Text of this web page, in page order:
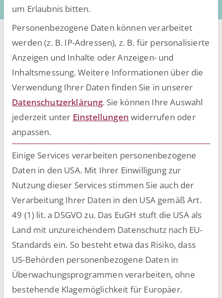
Werden Sie mit uns
zum Treiber der
Digitalisierung!
Mit unseren technischen Schulungen bieten
wir spezialisierte sowie vertiefte Trainings für
Expertinnen und Experten an, die No-Code-
und Low-Code-Apps auf der ESCIRBA-ECAP-
Plattform entwickeln, administrative Aufgaben
im Backend steuern oder ihre Skills
auffrischen und vertiefen möchten. Zu jeder
Schulung können Sie einen individuellen
Die unten folgenden Schulungsangebote
richten sich an Technical User. Für Key User
bieten wir einführende Schulungen an, die Sie
um Erlaubnis bitten.
Personenbezogene Daten können verarbeitet
werden (z. B. IP-Adressen), z. B. für personalisierte
Anzeigen und Inhalte oder Anzeigen- und
Inhaltsmessung. Weitere Informationen über die
Verwendung Ihrer Daten finden Sie in unserer
Datenschutzerklärung. Sie können Ihre Auswahl
jederzeit unter Einstellungen widerrufen oder
anpassen.
Einige Services verarbeiten personenbezogene
Daten in den USA. Mit Ihrer Einwilligung zur
Nutzung dieser Services stimmen Sie auch der
Verarbeitung Ihrer Daten in den USA gemäß Art.
49 (1) lit. a DSGVO zu. Das EuGH stuft die USA als
Land mit unzureichendem Datenschutz nach EU-
Standards ein. So besteht etwa das Risiko, dass
US-Behörden personenbezogene Daten in
Überwachungsprogrammen verarbeiten, ohne
bestehende Klagemöglichkeit für Europäer.